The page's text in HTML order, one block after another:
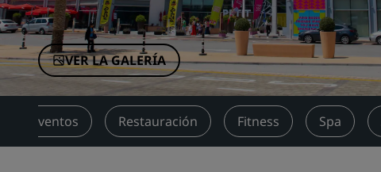
Marcas afiliadas en China
VER LA GALERÍA
y eventos Restauración Fitness Spa